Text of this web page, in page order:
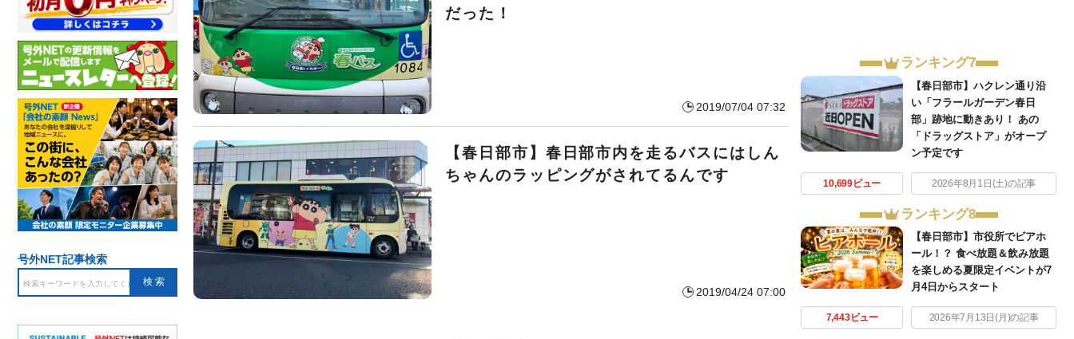
だった！
2019/07/04 07:32
【春日部市】春日部市内を走るバスにはしん
ちゃんのラッピングがされてるんです
2019/04/24 07:00
ランキング7
【春日部市】ハクレン通り沿
い「フラールガーデン春日
部」跡地に動きあり！ あの
「ドラッグストア」がオープ
ン予定です
10,699ビュー 2026年8月1日(土)の記事
ランキング8
【春日部市】市役所でビアホ
ール！？ 食べ放題＆飲み放題
を楽しめる夏限定イベントが7
月4日からスタート
7,443ビュー 2026年7月13日(月)の記事
号外NET記事検索